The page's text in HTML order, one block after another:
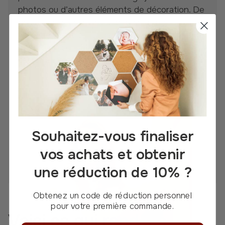
photos ou d’autres éléments de décoration. De
nouvelles idées ? Vous agrandirez très
facilement votre mur de miroirs ou votre mur de
photos grâce à Modulari. Une chose est
certaine : votre mur ne sera jamais ennuyeux.
Voici ce qui rend les
Souhaitez-vous finaliser
vos achats et obtenir
une réduction de 10% ?
Obtenez un code de réduction personnel
pour votre première commande.